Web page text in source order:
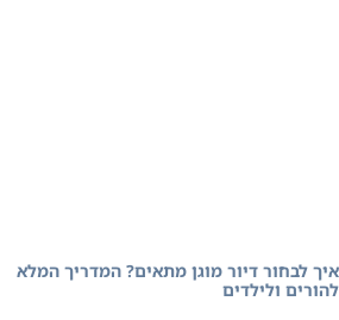
איך לבחור דיור מוגן מתאים? המדריך המלא
להורים ולילדים